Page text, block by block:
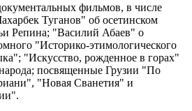
фильмов, в числе
Туганов" об осетинском
Репина; "Василий Абаев" о
"Историко-этимологического
"Искусство, рожденное в горах"
народа; посвященные Грузии "По
"Новая Сванетия" и